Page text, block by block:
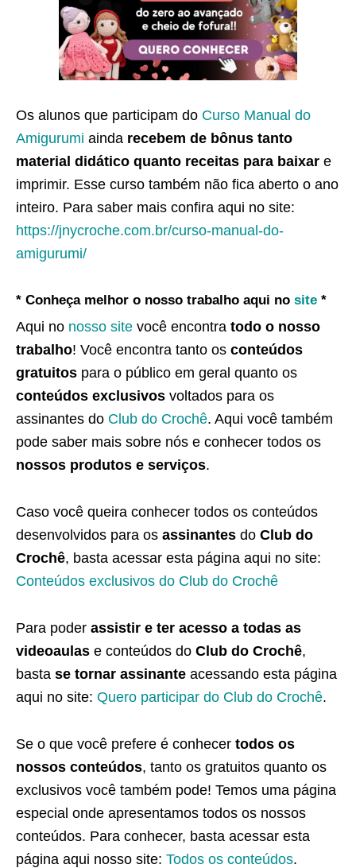
Os alunos que participam do Curso Manual do
Amigurumi ainda recebem de bônus tanto
material didático quanto receitas para baixar e
imprimir. Esse curso também não fica aberto o ano
inteiro. Para saber mais confira aqui no site:
https://jnycroche.com.br/curso-manual-do-
amigurumi/
* Conheça melhor o nosso trabalho aqui no site *
Aqui no nosso site você encontra todo o nosso
trabalho! Você encontra tanto os conteúdos
gratuitos para o público em geral quanto os
conteúdos exclusivos voltados para os
assinantes do Club do Crochê. Aqui você também
pode saber mais sobre nós e conhecer todos os
nossos produtos e serviços.
Caso você queira conhecer todos os conteúdos
desenvolvidos para os assinantes do Club do
Crochê, basta acessar esta página aqui no site:
Conteúdos exclusivos do Club do Crochê
Para poder assistir e ter acesso a todas as
videoaulas e conteúdos do Club do Crochê,
basta se tornar assinante acessando esta página
aqui no site: Quero participar do Club do Crochê.
Se o que você prefere é conhecer todos os
nossos conteúdos, tanto os gratuitos quanto os
exclusivos você também pode! Temos uma página
especial onde apresentamos todos os nossos
conteúdos. Para conhecer, basta acessar esta
página aqui nosso site: Todos os conteúdos.